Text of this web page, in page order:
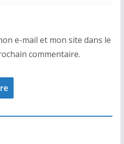
e-mail et mon site dans le
commentaire.